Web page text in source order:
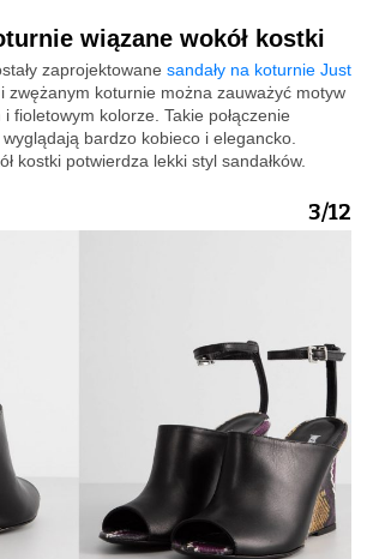
wiązane wokół kostki
zaprojektowane sandały na koturnie Just
i zwężanym koturnie można zauważyć motyw
fioletowym kolorze. Takie połączenie
bardzo kobieco i elegancko.
kostki potwierdza lekki styl sandałków.
3/12